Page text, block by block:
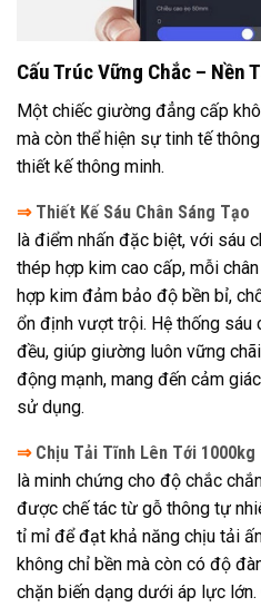
Cấu Trúc Vững Chắc – Nền
Một chiếc giường đẳng cấp
mà còn thể hiện sự tinh tế
thiết kế thông minh.
⇒Thiết Kế Sáu Chân Sáng Tạo
là điểm nhấn đặc biệt, với sáu
thép hợp kim cao cấp, mỗi
hợp kim đảm bảo độ bền bỉ,
ổn định vượt trội. Hệ thống sáu
đều, giúp giường luôn vững
động mạnh, mang đến cảm
sử dụng.
⇒Chịu Tải Tĩnh Lên Tới 1000kg
là minh chứng cho độ chắc
được chế tác từ gỗ thông tự
tỉ mỉ để đạt khả năng chịu tải
không chỉ bền mà còn có độ
chặn biến dạng dưới áp lực